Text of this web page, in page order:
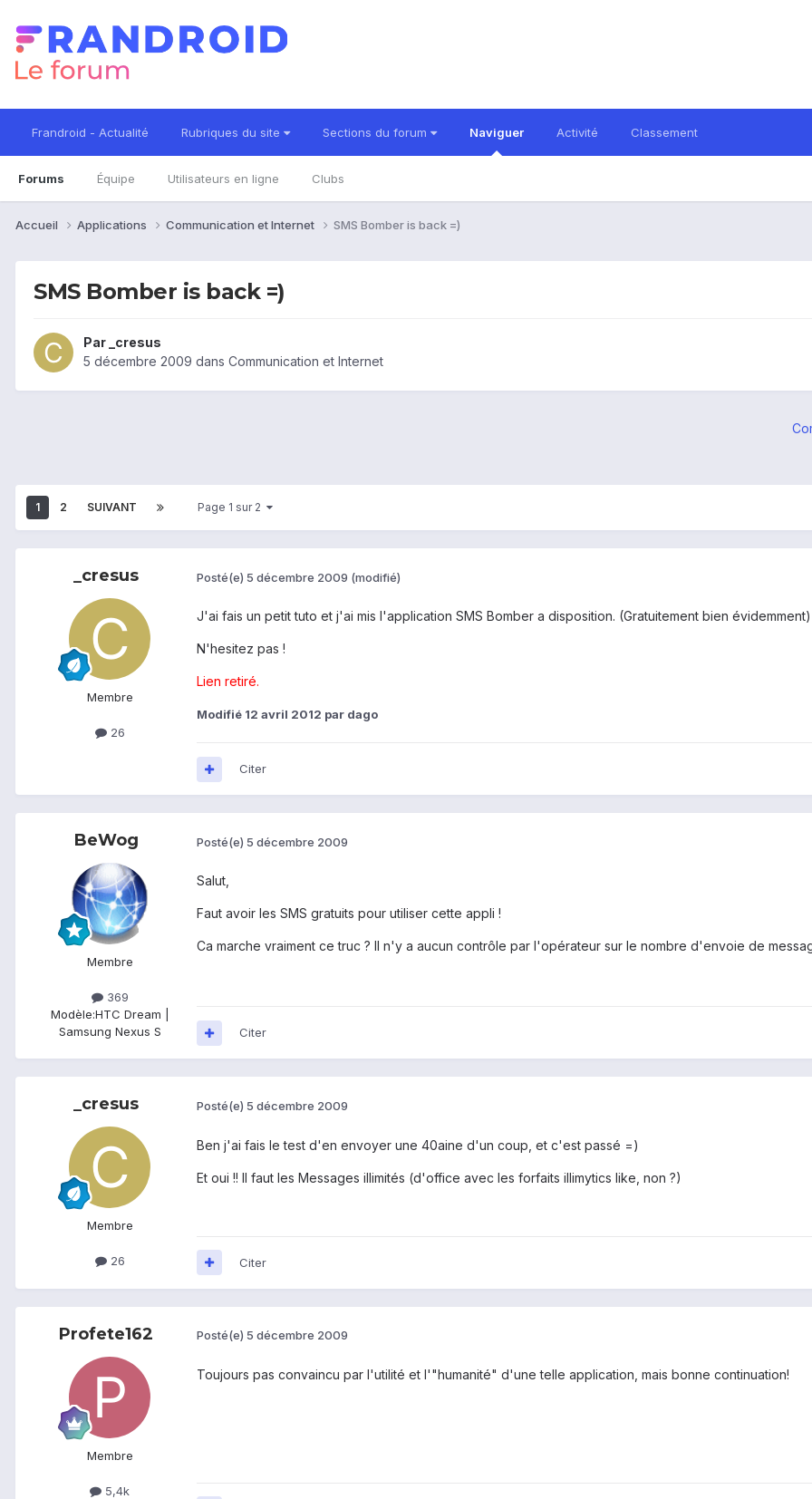
Frandroid - Actualité Rubriques du site Sections du forum Naviguer
Forums Équipe Utilisateurs en ligne Clubs
Activité Classement
Accueil Applications Communication et Internet SMS Bomber is back =)
SMS Bomber is back =)
Par
_cresus
5 décembre 2009 dans Communication et Internet
1 2 SUIVANT Page 1 sur 2
_cresus
Membre
26
Posté(e) 5 décembre 2009 (modifié)
J'ai fais un petit tuto et j'ai mis l'application SMS Bomber a disposition. (Gratuitement bien évidemment)
N'hesitez pas !
Lien retiré.
Modifié 12 avril 2012 par dago
Citer
BeWog
Membre
369
Modèle:HTC Dream |
Samsung Nexus S
Posté(e) 5 décembre 2009
Salut,
Faut avoir les SMS gratuits pour utiliser cette appli !
Ca marche vraiment ce truc ? Il n'y a aucun contrôle par l'opérateur sur le nombre d'envoie de
Citer
_cresus
Membre
26
Posté(e) 5 décembre 2009
Ben j'ai fais le test d'en envoyer une 40aine d'un coup, et c'est passé =)
Et oui !! Il faut les Messages illimités (d'office avec les forfaits illimytics like, non ?)
Citer
Profete162
Membre
5,4k
Posté(e) 5 décembre 2009
Toujours pas convaincu par l'utilité et l'"humanité" d'une telle application, mais bonne continuation!